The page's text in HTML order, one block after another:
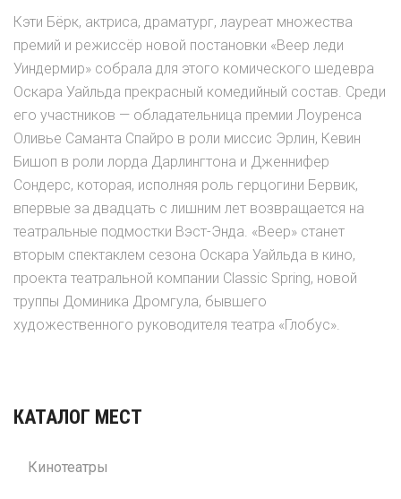
Кэти Бёрк, актриса, драматург, лауреат множества
премий и режиссёр новой постановки «Веер леди
Уиндермир» собрала для этого комического шедевра
Оскара Уайльда прекрасный комедийный состав. Среди
его участников — обладательница премии Лоуренса
Оливье Саманта Спайро в роли миссис Эрлин, Кевин
Бишоп в роли лорда Дарлингтона и Дженнифер
Сондерс, которая, исполняя роль герцогини Бервик,
впервые за двадцать с лишним лет возвращается на
театральные подмостки Вэст-Энда. «Веер» станет
вторым спектаклем cезона Оскара Уайльда в кино,
проекта театральной компании Classic Spring, новой
труппы Доминика Дромгула, бывшего
художественного руководителя театра «Глобус».
КАТАЛОГ МЕСТ
Кинотеатры